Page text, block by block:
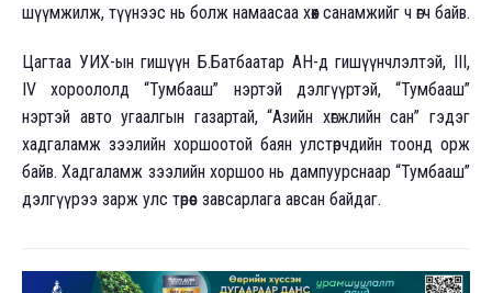
шүүмжилж, түүнээс нь болж намаасаа хөөх санамжийг ч өгч байв.
Цагтаа УИХ-ын гишүүн Б.Батбаатар АН-д гишүүнчлэлтэй, III,
IV хороололд “Тумбааш” нэртэй дэлгүүртэй, “Тумбааш”
нэртэй авто угаалгын газартай, “Азийн хөгжлийн сан” гэдэг
хадгаламж зээлийн хоршоотой баян улстөрчдийн тоонд орж
байв. Хадгаламж зээлийн хоршоо нь дампуурснаар “Тумбааш”
дэлгүүрээ зарж улс төрөөс завсарлага авсан байдаг.